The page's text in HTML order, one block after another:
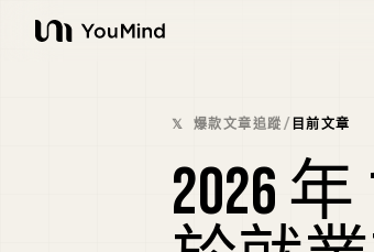
YouMind
𝕏 爆款文章追蹤/ 目前文章
2026